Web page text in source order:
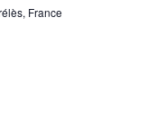
France